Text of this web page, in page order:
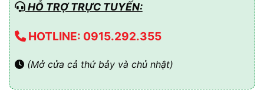
HỖ TRỢ TRỰC TUYẾN:
HOTLINE: 0915.292.355
(Mở cửa cả thứ bảy và chủ nhật)